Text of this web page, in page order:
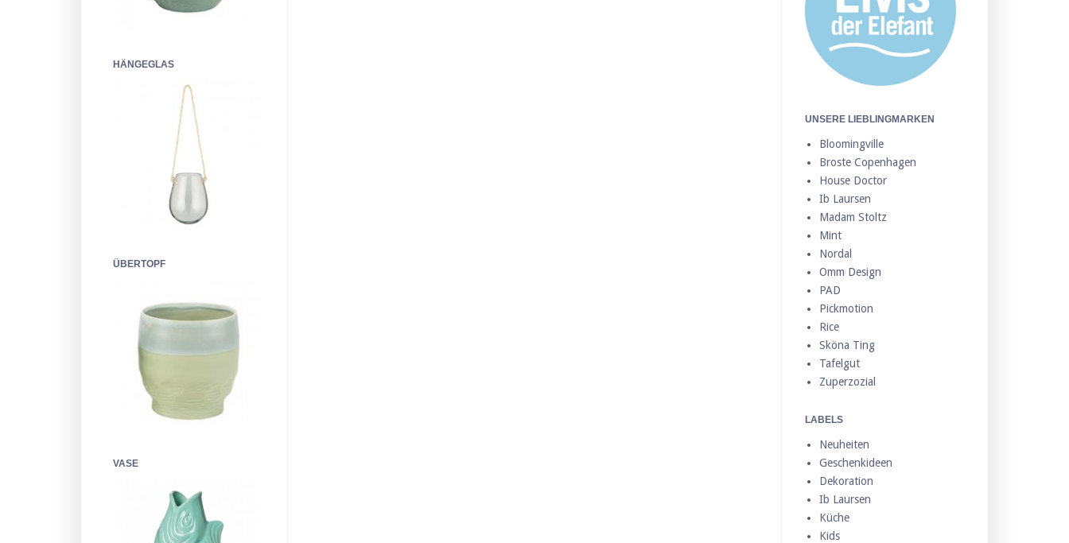
HÄNGEGLAS
ÜBERTOPF
VASE
UNSERE LIEBLINGMARKEN
Bloomingville
Broste Copenhagen
House Doctor
Ib Laursen
Madam Stoltz
Mint
Nordal
Omm Design
PAD
Pickmotion
Rice
Sköna Ting
Tafelgut
Zuperzozial
LABELS
Neuheiten
Geschenkideen
Dekoration
Ib Laursen
Küche
Kids